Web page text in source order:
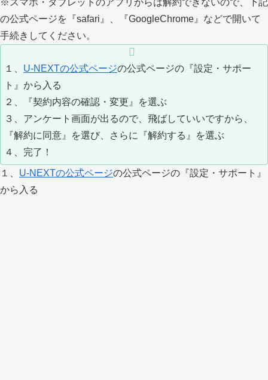
の公式ページを『safari』、『GoogleChrome』などで開いて
手続きしてください。
１、 U-NEXTの公式ページの公式ページの『設定・サポー
ト』から入る
２、『契約内容の確認・変更』を選ぶ
３、アンケート画面が出るので、飛ばしていいですから、
『解約に同意』を選び、さらに『解約する』を選ぶ
４、完了！
１、 U-NEXTの公式ページの公式ページの『設定・サポート』
から入る